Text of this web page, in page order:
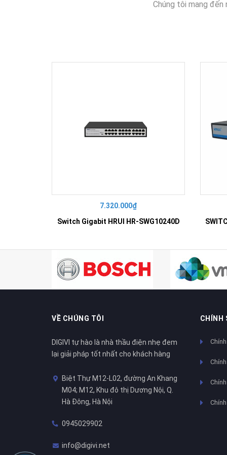
Chúng tôi mang đến
7.320.000₫
Switch Gigabit HRUI HR-SWG10240D
VỀ CHÚNG TÔI
DIGIVI tự hào là nhà thầu điện nhẹ đem
lại giải pháp tốt nhất cho khách hàng
Biệt Thự M12-L02, đường An Khang
M04; M12, Khu đô thị Dương Nội, Q.
Hà Đông, Hà Nội
0945029902
info@digivi.net
CHÍNH